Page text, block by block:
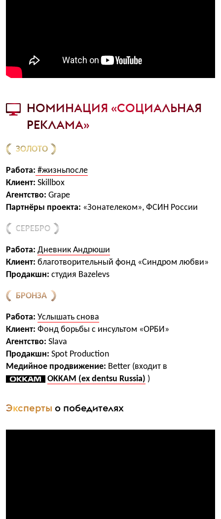
НОМИНАЦИЯ «СОЦИАЛЬНАЯ
РЕКЛАМА»
ЗОЛОТО
Работа: #жизньпосле
Клиент: Skillbox
Агентство: Grape
Партнёры проекта: «Зонателеком», ФСИН России
СЕРЕБРО
Работа: Дневник Андрюши
Клиент: благотворительный фонд «Синдром любви»
Продакшн: студия Bazelevs
БРОНЗА
Работа: Услышать снова
Клиент: Фонд борьбы с инсультом «ОРБИ»
Агентство: Slava
Продакшн: Spot Production
Медийное продвижение: Better (входит в
OKKAM (ex dentsu Russia) )
Эксперты о победителях